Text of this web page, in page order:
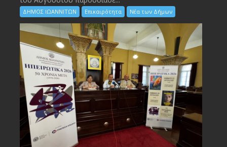
ΔΗΜΟΣ ΙΩΑΝΝΙΤΩΝ Επικαιρότητα Νέα των Δήμων